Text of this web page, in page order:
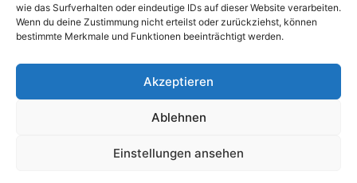
wie das Surfverhalten oder eindeutige IDs auf dieser Website verarbeiten.
Wenn du deine Zustimmung nicht erteilst oder zurückziehst, können
bestimmte Merkmale und Funktionen beeinträchtigt werden.
Akzeptieren
Ablehnen
Einstellungen ansehen
info@mannschaftsfuehrung.de
© Copyright 2022 - mannschaftsfuehrung.de - All